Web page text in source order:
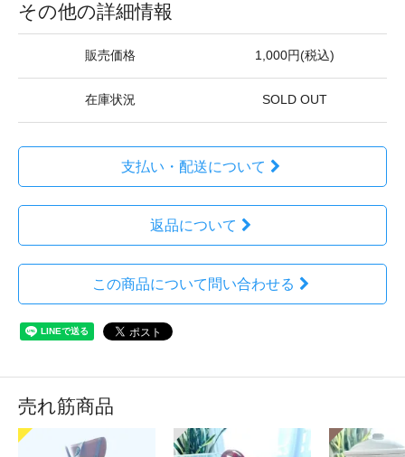
その他の詳細情報
販売価格 1,000円(税込)
在庫状況 SOLD OUT
支払い・配送について
返品について
この商品について問い合わせる
売れ筋商品